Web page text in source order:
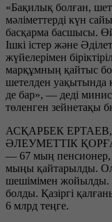
«Бақилық болған,
мәліметтерді күн
басқарма басшысы.
Ішкі істер және
жүйелерімен
марқұмның қайтыс
шетелден уақытында
де бар», — деді
төленген зейнетақы
АСҚАРБЕК
ӘЛЕУМЕТТІК
— 67 мың пенсионер,
мыңы қайтарылды.
шешімімен жойылды.
болды. Қазіргі
6 млрд теңге.